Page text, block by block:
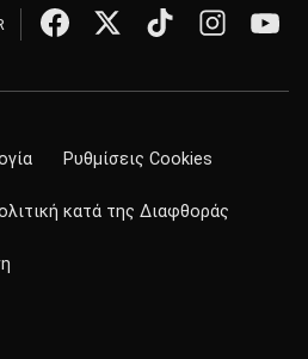
Ρυθμίσεις Cookies
κατά της Διαφθοράς